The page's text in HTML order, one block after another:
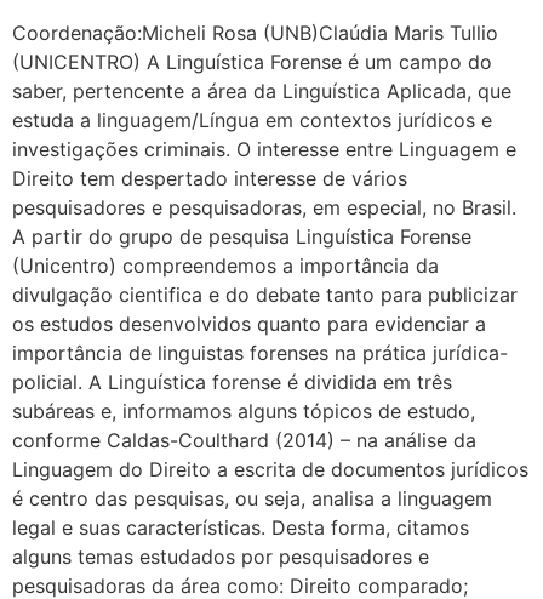
Coordenação:Micheli Rosa (UNB)Claúdia Maris Tullio
(UNICENTRO) A Linguística Forense é um campo do
saber, pertencente a área da Linguística Aplicada, que
estuda a linguagem/Língua em contextos jurídicos e
investigações criminais. O interesse entre Linguagem e
Direito tem despertado interesse de vários
pesquisadores e pesquisadoras, em especial, no Brasil.
A partir do grupo de pesquisa Linguística Forense
(Unicentro) compreendemos a importância da
divulgação cientifica e do debate tanto para publicizar
os estudos desenvolvidos quanto para evidenciar a
importância de linguistas forenses na prática jurídica-
policial. A Linguística forense é dividida em três
subáreas e, informamos alguns tópicos de estudo,
conforme Caldas-Coulthard (2014) – na análise da
Linguagem do Direito a escrita de documentos jurídicos
é centro das pesquisas, ou seja, analisa a linguagem
legal e suas características. Desta forma, citamos
alguns temas estudados por pesquisadores e
pesquisadoras da área como: Direito comparado;